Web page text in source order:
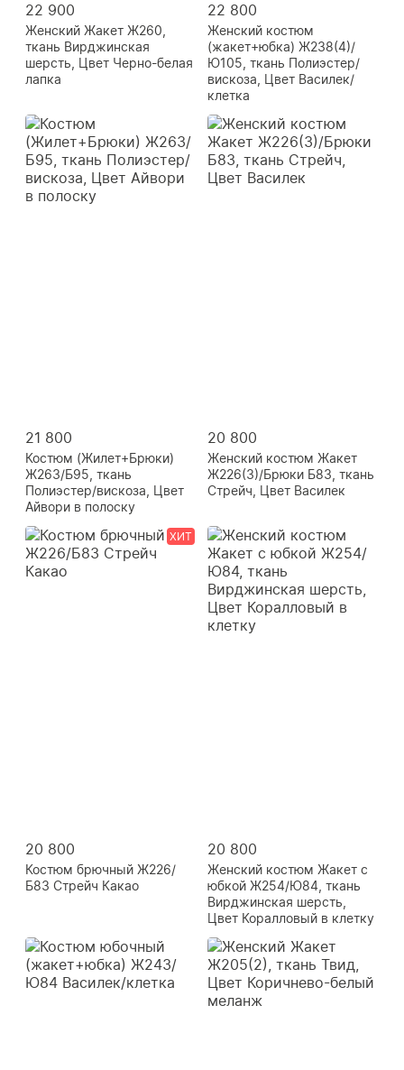
22 900
Женский Жакет Ж260,
ткань Вирджинская
шерсть, Цвет Черно-белая
лапка
22 800
Женский костюм
(жакет+юбка) Ж238(4)/
Ю105, ткань Полиэстер/
вискоза, Цвет Василек/
клетка
21 800
Костюм (Жилет+Брюки)
Ж263/Б95, ткань
Полиэстер/вискоза, Цвет
Айвори в полоску
20 800
Женский костюм Жакет
Ж226(3)/Брюки Б83, ткань
Стрейч, Цвет Василек
20 800
Костюм брючный Ж226/
Б83 Стрейч Какао
ХИТ
20 800
Женский костюм Жакет с
юбкой Ж254/Ю84, ткань
Вирджинская шерсть,
Цвет Коралловый в клетку